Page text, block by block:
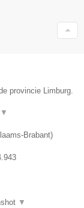
provincie Limburg.
▼
Brabant)
▼